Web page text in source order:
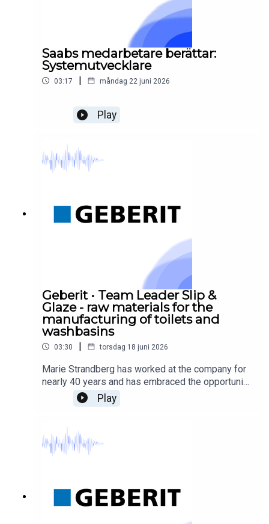
Saabs medarbetare berättar:
Systemutvecklare
03:17 | måndag 22 juni 2026
Play
Geberit • Team Leader Slip &
Glaze - raw materials for the
manufacturing of toilets and
washbasins
03:30 | torsdag 18 juni 2026
Marie Strandberg has worked at the company for
nearly 40 years and has embraced the opportunity
to grow and develop within production over the
years. Varied tasks, ranging from external
project-based work, make the days fly by.
Interested in learning more or working with us?
You can find more information at
collaborates with Yrkeshögskolan Syd in
Olofström for their Process Engineering program.
Play